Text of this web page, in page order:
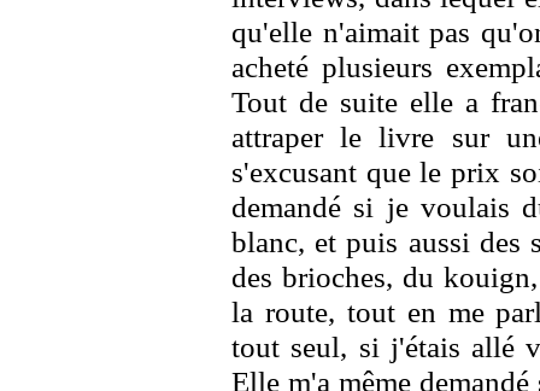
qu'elle n'aimait pas
acheté plusieurs
Tout de suite elle a
attraper le livre sur
s'excusant que le prix
demandé si je voulais
blanc, et puis aussi des
des brioches, du
la route, tout en me
tout seul, si j'étais allé
Elle m'a même